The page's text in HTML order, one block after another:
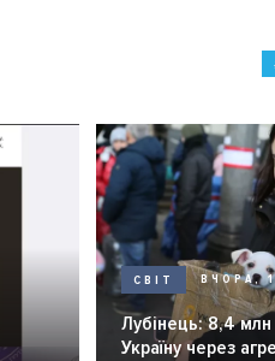
СВІТ ВЧОРА,
Лубінець: 8,4 млн
Україну через